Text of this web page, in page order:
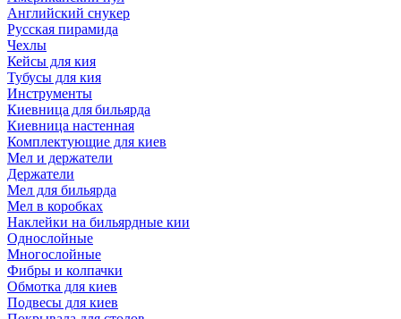
Английский снукер
Русская пирамида
Чехлы
Кейсы для кия
Тубусы для кия
Инструменты
Киевница для бильярда
Киевница настенная
Комплектующие для киев
Мел и держатели
Держатели
Мел для бильярда
Мел в коробках
Наклейки на бильярдные кии
Однослойные
Многослойные
Фибры и колпачки
Обмотка для киев
Подвесы для киев